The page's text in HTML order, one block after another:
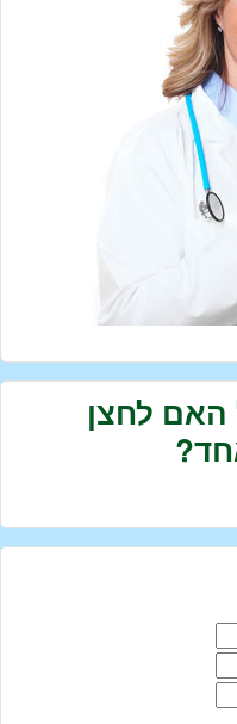
לחצן